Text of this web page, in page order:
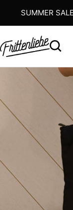
SUMMER
Startseite
Suche